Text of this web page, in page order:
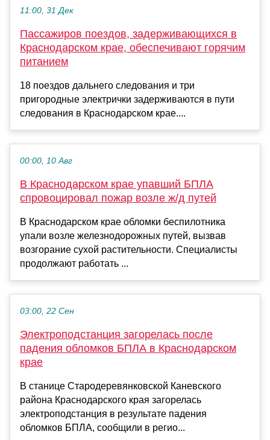
11:00, 31 Дек
Пассажиров поездов, задерживающихся в
Краснодарском крае, обеспечивают горячим
питанием
18 поездов дальнего следования и три
пригородные электрички задерживаются в пути
следования в Краснодарском крае....
00:00, 10 Авг
В Краснодарском крае упавший БПЛА
спровоцировал пожар возле ж/д путей
В Краснодарском крае обломки беспилотника
упали возле железнодорожных путей, вызвав
возгорание сухой растительности. Специалисты
продолжают работать ...
03:00, 22 Сен
Электроподстанция загорелась после
падения обломков БПЛА в Краснодарском
крае
В станице Стародеревянковской Каневского
района Краснодарского края загорелась
электроподстанция в результате падения
обломков БПЛА, сообщили в регио...